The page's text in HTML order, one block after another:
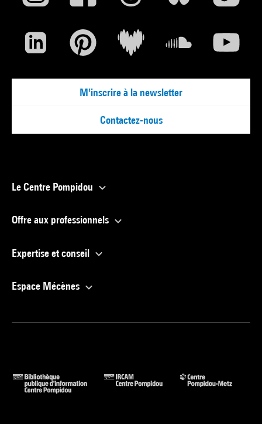
M'inscrire à la newsletter
Contactez-nous
Le Centre Pompidou
Offre aux professionnels
Expertise et conseil
Espace Mécènes